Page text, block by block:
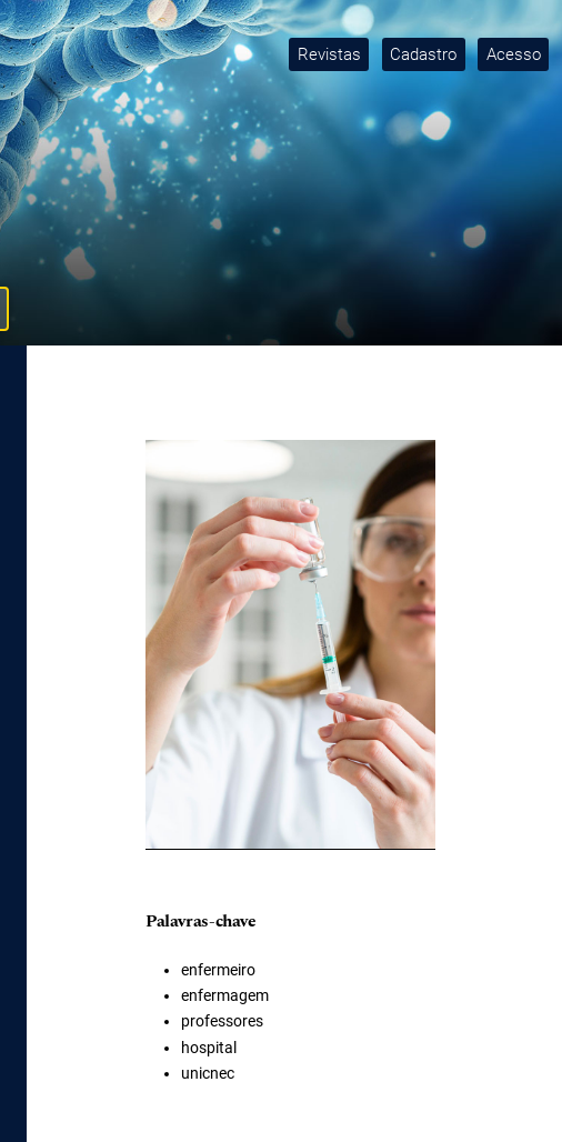
Revistas Cadastro Acesso
Imagem de capa
Palavras-chave
enfermeiro
enfermagem
professores
hospital
unicnec